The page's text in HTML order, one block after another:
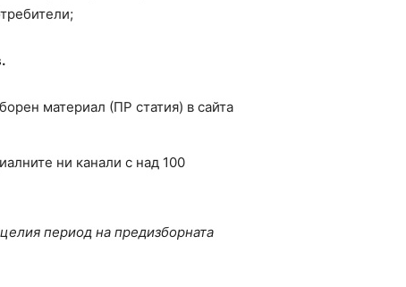
материал (ПР статия) в сайта
ни канали с над 100
период на предизборната